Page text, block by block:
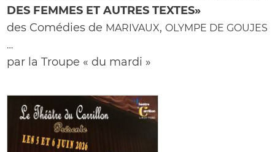
DES FEMMES ET AUTRES TEXTES»
des Comédies de MARIVAUX, OLYMPE DE GOUJES
…
par la Troupe « du mardi »